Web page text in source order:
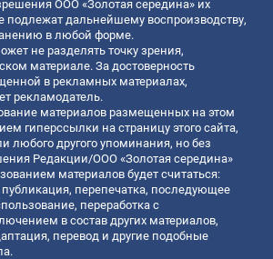
ООО «Золотая середина» их
подлежат дальнейшему воспроизводству,
в любой форме.
не разделять точку зрения,
материале. За достоверность
в рекламных материалах,
рекламодатель.
материалов размещенных на этом
гиперссылки на страницу этого сайта,
любого другого упоминания, но без
Редакции/ООО «Золотая середина»
материалов будет считаться:
перепечатка, последующее
переработка с
в состав других материалов,
перевод и другие подобные